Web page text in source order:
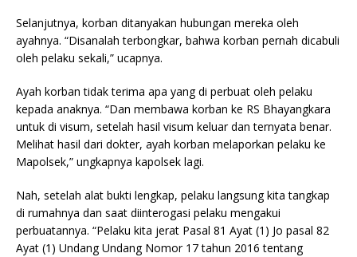
Selanjutnya, korban ditanyakan hubungan mereka oleh
ayahnya. “Disanalah terbongkar, bahwa korban pernah dicabuli
oleh pelaku sekali,” ucapnya.
Ayah korban tidak terima apa yang di perbuat oleh pelaku
kepada anaknya. “Dan membawa korban ke RS Bhayangkara
untuk di visum, setelah hasil visum keluar dan ternyata benar.
Melihat hasil dari dokter, ayah korban melaporkan pelaku ke
Mapolsek,” ungkapnya kapolsek lagi.
Nah, setelah alat bukti lengkap, pelaku langsung kita tangkap
di rumahnya dan saat diinterogasi pelaku mengakui
perbuatannya. “Pelaku kita jerat Pasal 81 Ayat (1) Jo pasal 82
Ayat (1) Undang Undang Nomor 17 tahun 2016 tentang